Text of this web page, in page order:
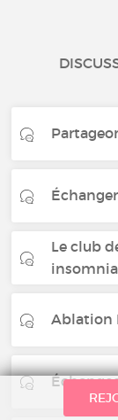
Le club
Ablation